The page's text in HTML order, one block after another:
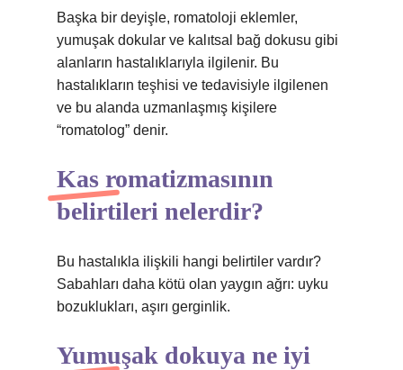
Başka bir deyişle, romatoloji eklemler,
yumuşak dokular ve kalıtsal bağ dokusu gibi
alanların hastalıklarıyla ilgilenir. Bu
hastalıkların teşhisi ve tedavisiyle ilgilenen
ve bu alanda uzmanlaşmış kişilere
“romatolog” denir.
Kas romatizmasının
belirtileri nelerdir?
Bu hastalıkla ilişkili hangi belirtiler vardır?
Sabahları daha kötü olan yaygın ağrı: uyku
bozuklukları, aşırı gerginlik.
Yumuşak dokuya ne iyi